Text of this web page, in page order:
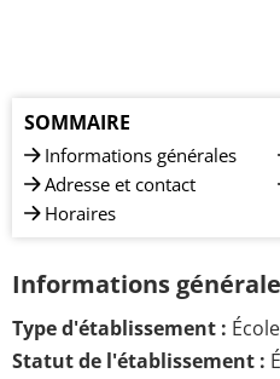
SOMMAIRE
Informations générales
Adresse et contact
Horaires
Informations
Type d'établissement :
Statut de l'établissement :